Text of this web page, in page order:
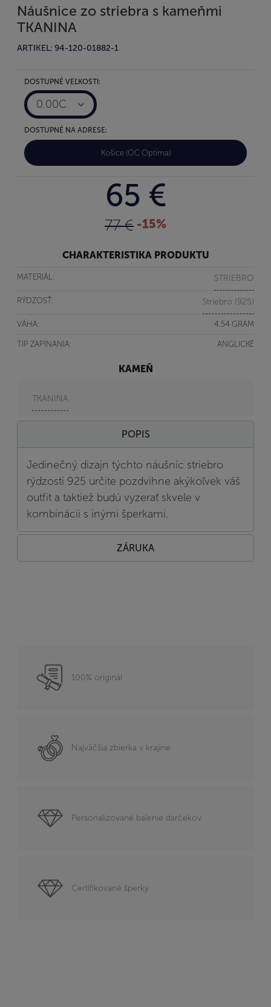
Náušnice zo striebra s kameňmi
TKANINA
ARTIKEL: 94-120-01882-1
DOSTUPNÉ VEĽKOSTI:
0.00C
DOSTUPNÉ NA ADRESE:
Košice (OC Optima)
65 €
77 € -15%
CHARAKTERISTIKA PRODUKTU
MATERIÁL: STRIEBRO
RÝDZOSŤ: Striebro (925)
VÁHA: 4.54 GRAM
TIP ZAPÍNANIA: ANGLICKÉ
KAMEŇ
TKANINA
POPIS
Jedinečný dizajn týchto náušníc striebro
rýdzosti 925 určite pozdvihne akýkoľvek váš
outfit a taktiež budú vyzerať skvele v
kombinácii s inými šperkami.
ZÁRUKA
100% originál
Najväčšia zbierka v krajine
Personalizované balenie darčekov
Certifikované šperky